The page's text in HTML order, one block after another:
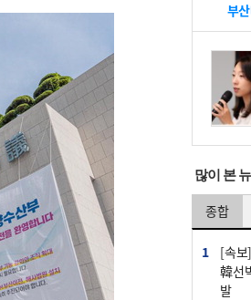
부
많이 본
종합
1
[속보
韓선
발